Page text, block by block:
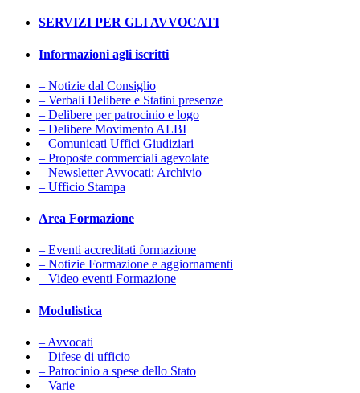
SERVIZI PER GLI AVVOCATI
Informazioni agli iscritti
– Notizie dal Consiglio
– Verbali Delibere e Statini presenze
– Delibere per patrocinio e logo
– Delibere Movimento ALBI
– Comunicati Uffici Giudiziari
– Proposte commerciali agevolate
– Newsletter Avvocati: Archivio
– Ufficio Stampa
Area Formazione
– Eventi accreditati formazione
– Notizie Formazione e aggiornamenti
– Video eventi Formazione
Modulistica
– Avvocati
– Difese di ufficio
– Patrocinio a spese dello Stato
– Varie